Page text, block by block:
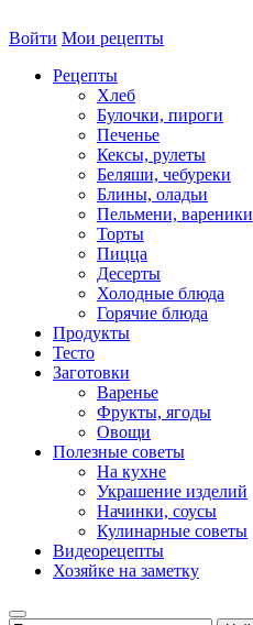
Войти Мои рецепты
Рецепты
Хлеб
Булочки, пироги
Печенье
Кексы, рулеты
Беляши, чебуреки
Блины, оладьи
Пельмени, вареники
Торты
Пицца
Десерты
Холодные блюда
Горячие блюда
Продукты
Тесто
Заготовки
Варенье
Фрукты, ягоды
Овощи
Полезные советы
На кухне
Украшение изделий
Начинки, соусы
Кулинарные советы
Видеорецепты
Хозяйке на заметку